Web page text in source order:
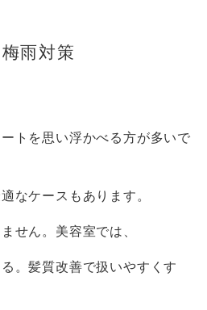
雨対策
トを思い浮かべる方が多いで
なケースもあります。
せん。美容室では、
。髪質改善で扱いやすくす